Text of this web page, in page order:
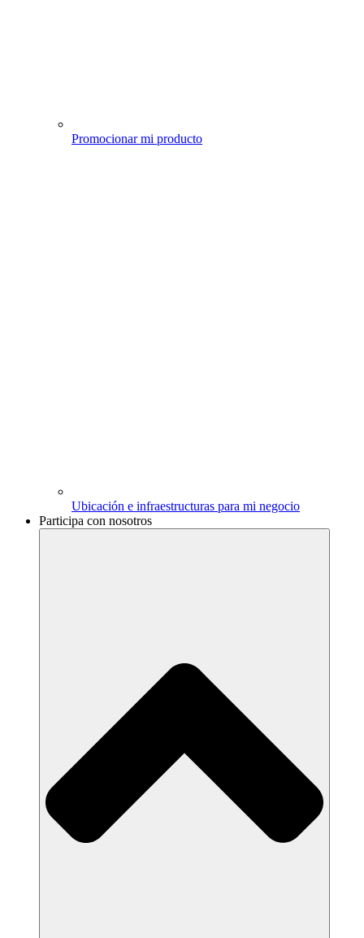
Promocionar mi producto
Ubicación e infraestructuras para mi negocio
Participa con nosotros